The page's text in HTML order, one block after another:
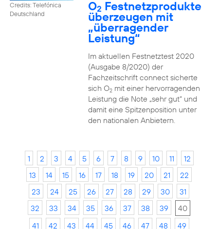
Credits: Telefónica
Deutschland
O2 Festnetzprodukte
überzeugen mit
„überragender
Leistung“
Im aktuellen Festnetztest 2020
(Ausgabe 8/2020) der
Fachzeitschrift connect sicherte
sich O2mit einer hervorragenden
Leistung die Note „sehr gut“ und
damit eine Spitzenposition unter
den nationalen Anbietern.
1 2 3 4 5 6 7 8 9 10 11
12
13
14 15 16 17 18 19 20 21
22
23
24 25 26 27 28 29 30
31
32
33 34 35 36 37 38 39
40
41
42 43 44 45 46 47 48 49